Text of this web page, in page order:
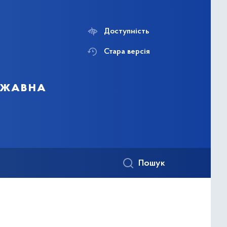
Доступність
Стара версія
Пошук